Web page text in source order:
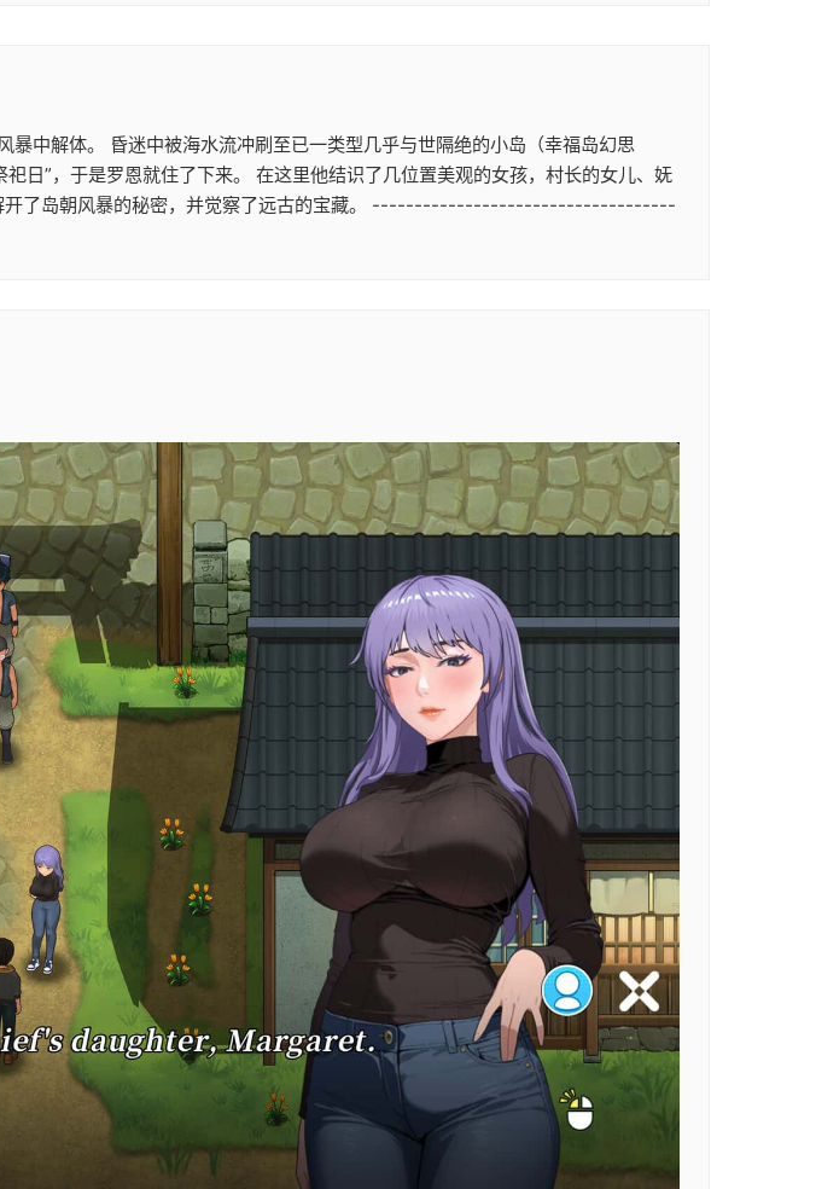
中解体。 昏迷中被海水流冲刷至已一类型几乎与世隔绝的小岛（幸福岛幻思
日”，于是罗恩就住了下来。 在这里他结识了几位置美观的女孩，村长的女儿、妩
解开了岛朝风暴的秘密，并觉察了远古的宝藏。 ------------------------------------